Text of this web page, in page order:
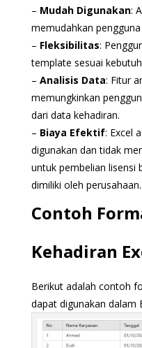
– Mudah Digunakan:
memudahkan pengguna
– Fleksibilitas:
template sesuai
– Analisis Data: Fitur
memungkinkan
dari data kehadiran.
– Biaya Efektif: Excel
digunakan dan tidak
untuk pembelian lisensi
dimiliki oleh perusahaan.
Contoh
Kehadiran
Berikut adalah contoh
dapat digunakan dalam